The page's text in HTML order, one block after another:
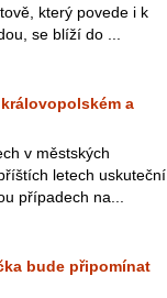
který povede i k
se blíží do ...
a
v městských
letech uskuteční
případech na...
bude připomínat